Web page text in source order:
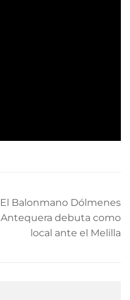
El Balonmano Dólmenes
Antequera debuta como
local ante el Melilla